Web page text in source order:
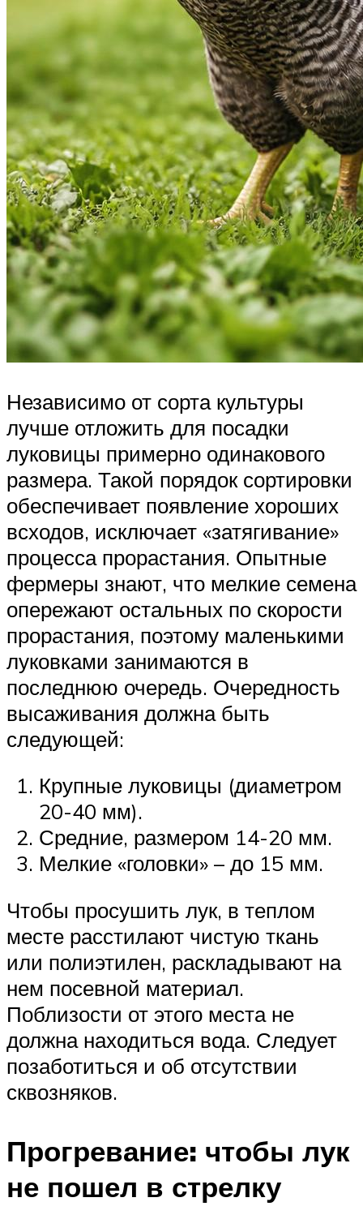
Независимо от сорта культуры
лучше отложить для посадки
луковицы примерно одинакового
размера. Такой порядок сортировки
обеспечивает появление хороших
всходов, исключает «затягивание»
процесса прорастания. Опытные
фермеры знают, что мелкие семена
опережают остальных по скорости
прорастания, поэтому маленькими
луковками занимаются в
последнюю очередь. Очередность
высаживания должна быть
следующей:
Крупные луковицы (диаметром
20-40 мм).
Средние, размером 14-20 мм.
Мелкие «головки» – до 15 мм.
Чтобы просушить лук, в теплом
месте расстилают чистую ткань
или полиэтилен, раскладывают на
нем посевной материал.
Поблизости от этого места не
должна находиться вода. Следует
позаботиться и об отсутствии
сквозняков.
Прогревание: чтобы лук
не пошел в стрелку